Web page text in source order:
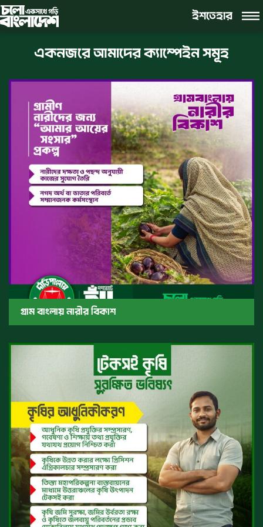
ইশতেহার
একনজরে আমাদের ক্যাম্পেইন সমূহ
গ্রাম বাংলায় নারীর বিকাশ